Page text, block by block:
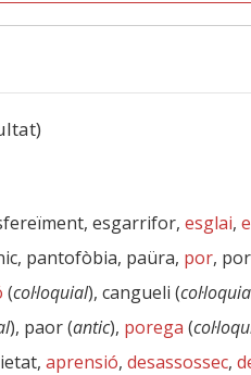
esgarrifor, esglai,
pantofòbia, paüra, por,
(col·loquial), cangueli (
), paor (antic), porega (
aprensió, desassossec,